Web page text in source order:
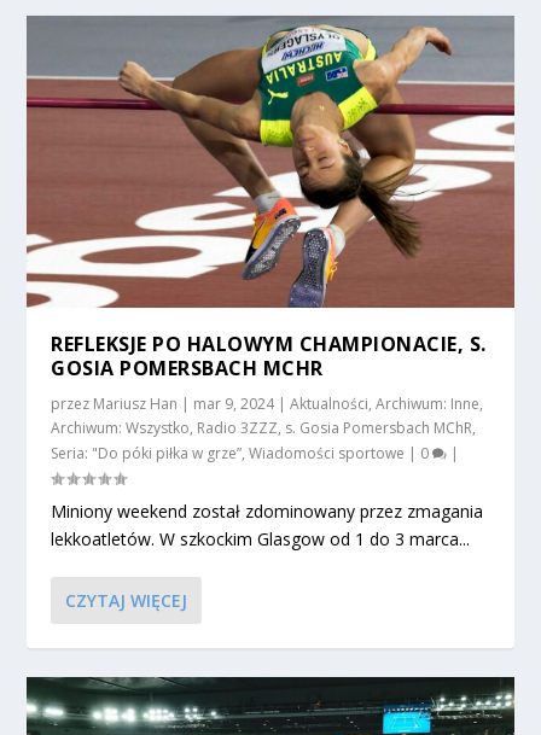
REFLEKSJE PO HALOWYM CHAMPIONACIE, S.
GOSIA POMERSBACH MCHR
przez Mariusz Han | mar 9, 2024|Aktualności,Archiwum: Inne,
Archiwum: Wszystko, Radio 3ZZZ, s. Gosia Pomersbach MChR,
Seria: "Do póki piłka w grze”,Wiadomości sportowe | 0 |
Miniony weekend został zdominowany przez zmagania
lekkoatletów. W szkockim Glasgow od 1 do 3 marca...
CZYTAJ WIĘCEJ